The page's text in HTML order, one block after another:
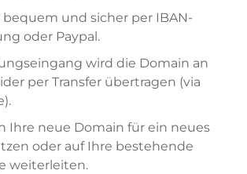
bequem und sicher per IBAN-
oder Paypal.
wird die Domain an
per Transfer übertragen (via
Ihre neue Domain für ein neues
oder auf Ihre bestehende
weiterleiten.